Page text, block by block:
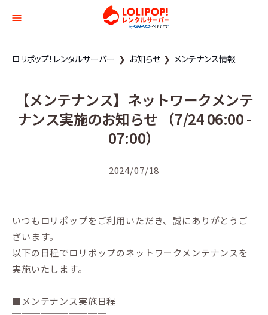
ロリポップ！レンタル
ロリポップ！レンタルサーバー お知らせ メンテナンス情報
【メンテナンス】ネットワークメンテ
ナンス実施のお知らせ （7/24 06:00 -
07:00）
2024/07/18
いつもロリポップをご利用いただき、誠にありがとうご
ざいます。
以下の日程でロリポップのネットワークメンテナンスを
実施いたします。
■メンテナンス実施日程